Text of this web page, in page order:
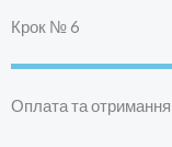
Крок № 6
Оплата та отримання